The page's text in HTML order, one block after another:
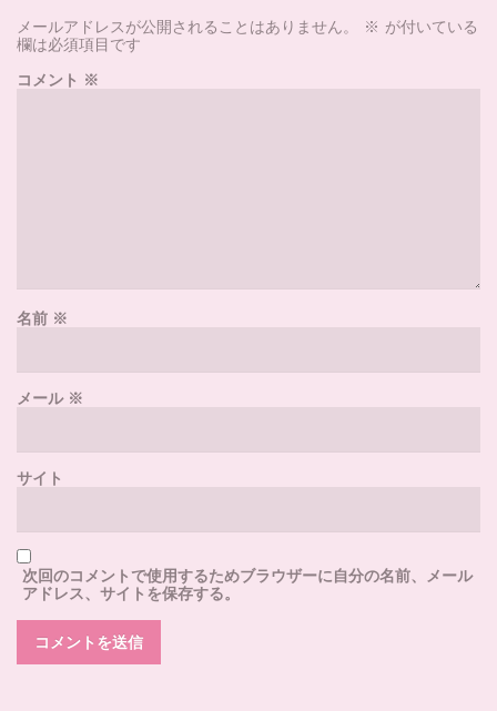
メールアドレスが公開されることはありません。 ※ が付いている
欄は必須項目です
コメント ※
名前 ※
メール※
サイト
次回のコメントで使用するためブラウザーに自分の名前、メール
アドレス、サイトを保存する。